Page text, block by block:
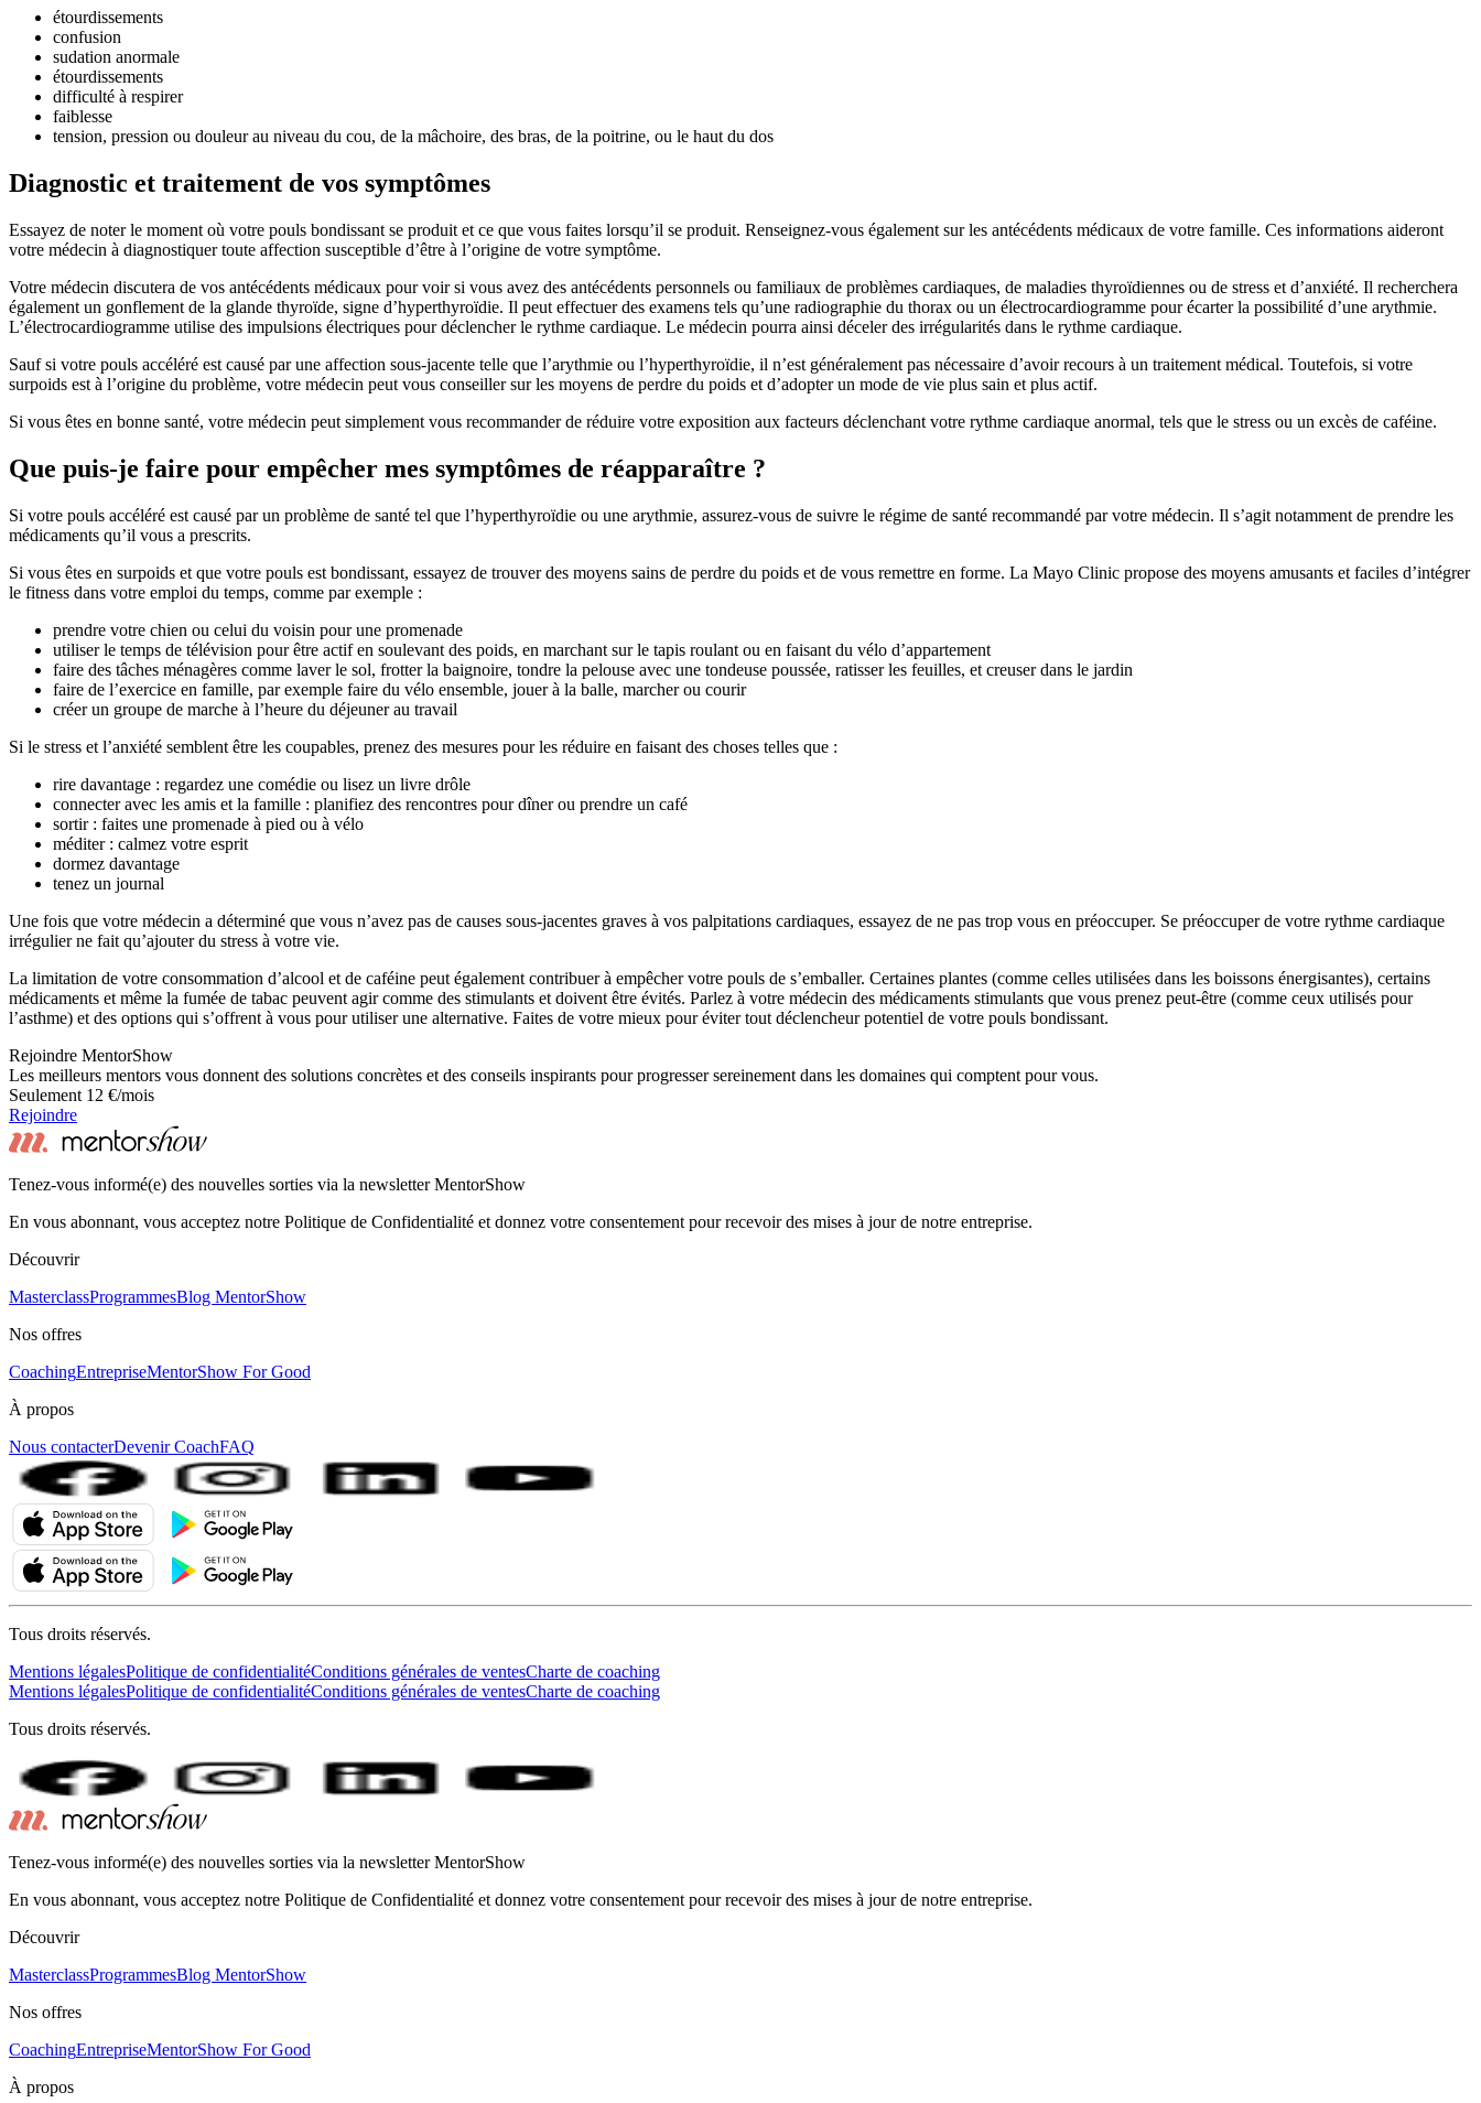
étourdissements
confusion
sudation anormale
étourdissements
difficulté à respirer
faiblesse
tension, pression ou douleur au niveau du cou, de la mâchoire, des bras, de la poitrine, ou le haut du dos
Diagnostic et traitement de vos symptômes
Essayez de noter le moment où votre pouls bondissant se produit et ce que vous faites lorsqu’il se produit. Renseignez-vous également sur les antécédents médicaux de votre famille. Ces informations aideront
votre médecin à diagnostiquer toute affection susceptible d’être à l’origine de votre symptôme.
Votre médecin discutera de vos antécédents médicaux pour voir si vous avez des antécédents personnels ou familiaux de problèmes cardiaques, de maladies thyroïdiennes ou de stress et d’anxiété. Il recherchera
également un gonflement de la glande thyroïde, signe d’hyperthyroïdie. Il peut effectuer des examens tels qu’une radiographie du thorax ou un électrocardiogramme pour écarter la possibilité d’une arythmie.
L’électrocardiogramme utilise des impulsions électriques pour déclencher le rythme cardiaque. Le médecin pourra ainsi déceler des irrégularités dans le rythme cardiaque.
Sauf si votre pouls accéléré est causé par une affection sous-jacente telle que l’arythmie ou l’hyperthyroïdie, il n’est généralement pas nécessaire d’avoir recours à un traitement médical. Toutefois, si votre
surpoids est à l’origine du problème, votre médecin peut vous conseiller sur les moyens de perdre du poids et d’adopter un mode de vie plus sain et plus actif.
Si vous êtes en bonne santé, votre médecin peut simplement vous recommander de réduire votre exposition aux facteurs déclenchant votre rythme cardiaque anormal, tels que le stress ou un excès de caféine.
Que puis-je faire pour empêcher mes symptômes de réapparaître ?
Si votre pouls accéléré est causé par un problème de santé tel que l’hyperthyroïdie ou une arythmie, assurez-vous de suivre le régime de santé recommandé par votre médecin. Il s’agit notamment de prendre les
médicaments qu’il vous a prescrits.
Si vous êtes en surpoids et que votre pouls est bondissant, essayez de trouver des moyens sains de perdre du poids et de vous remettre en forme. La Mayo Clinic propose des moyens amusants et faciles d’intégrer
le fitness dans votre emploi du temps, comme par exemple :
prendre votre chien ou celui du voisin pour une promenade
utiliser le temps de télévision pour être actif en soulevant des poids, en marchant sur le tapis roulant ou en faisant du vélo d’appartement
faire des tâches ménagères comme laver le sol, frotter la baignoire, tondre la pelouse avec une tondeuse poussée, ratisser les feuilles, et creuser dans le jardin
faire de l’exercice en famille, par exemple faire du vélo ensemble, jouer à la balle, marcher ou courir
créer un groupe de marche à l’heure du déjeuner au travail
Si le stress et l’anxiété semblent être les coupables, prenez des mesures pour les réduire en faisant des choses telles que :
rire davantage : regardez une comédie ou lisez un livre drôle
connecter avec les amis et la famille : planifiez des rencontres pour dîner ou prendre un café
sortir : faites une promenade à pied ou à vélo
méditer : calmez votre esprit
dormez davantage
tenez un journal
Une fois que votre médecin a déterminé que vous n’avez pas de causes sous-jacentes graves à vos palpitations cardiaques, essayez de ne pas trop vous en préoccuper. Se préoccuper de votre rythme cardiaque
irrégulier ne fait qu’ajouter du stress à votre vie.
La limitation de votre consommation d’alcool et de caféine peut également contribuer à empêcher votre pouls de s’emballer. Certaines plantes (comme celles utilisées dans les boissons énergisantes), certains
médicaments et même la fumée de tabac peuvent agir comme des stimulants et doivent être évités. Parlez à votre médecin des médicaments stimulants que vous prenez peut-être (comme ceux utilisés pour
l’asthme) et des options qui s’offrent à vous pour utiliser une alternative. Faites de votre mieux pour éviter tout déclencheur potentiel de votre pouls bondissant.
Rejoindre MentorShow
Les meilleurs mentors vous donnent des solutions concrètes et des conseils inspirants pour progresser sereinement dans les domaines qui comptent pour vous.
Seulement 12 €/mois
Rejoindre
Tenez-vous informé(e) des nouvelles sorties via la newsletter MentorShow
En vous abonnant, vous acceptez notre Politique de Confidentialité et donnez votre consentement pour recevoir des mises à jour de notre entreprise.
Découvrir
MasterclassProgrammesBlog MentorShow
Nos offres
CoachingEntrepriseMentorShow For Good
À propos
Nous contacterDevenir CoachFAQ
Tous droits réservés.
Mentions légalesPolitique de confidentialitéConditions générales de ventesCharte de coaching
Mentions légalesPolitique de confidentialitéConditions générales de ventesCharte de coaching
Tous droits réservés.
Tenez-vous informé(e) des nouvelles sorties via la newsletter MentorShow
En vous abonnant, vous acceptez notre Politique de Confidentialité et donnez votre consentement pour recevoir des mises à jour de notre entreprise.
Découvrir
MasterclassProgrammesBlog MentorShow
Nos offres
CoachingEntrepriseMentorShow For Good
À propos